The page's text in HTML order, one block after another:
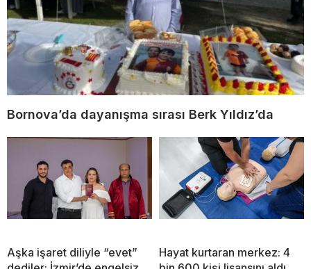
Bornova’da dayanışma sırası Berk Yıldız’da
Aşka işaret diliyle “evet”
Hayat kurtaran merkez: 4